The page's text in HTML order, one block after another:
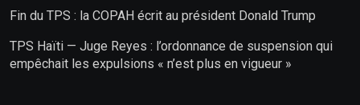
Fin du TPS : la COPAH écrit au président Donald Trump
TPS Haïti — Juge Reyes : l’ordonnance de suspension qui
empêchait les expulsions « n’est plus en vigueur »